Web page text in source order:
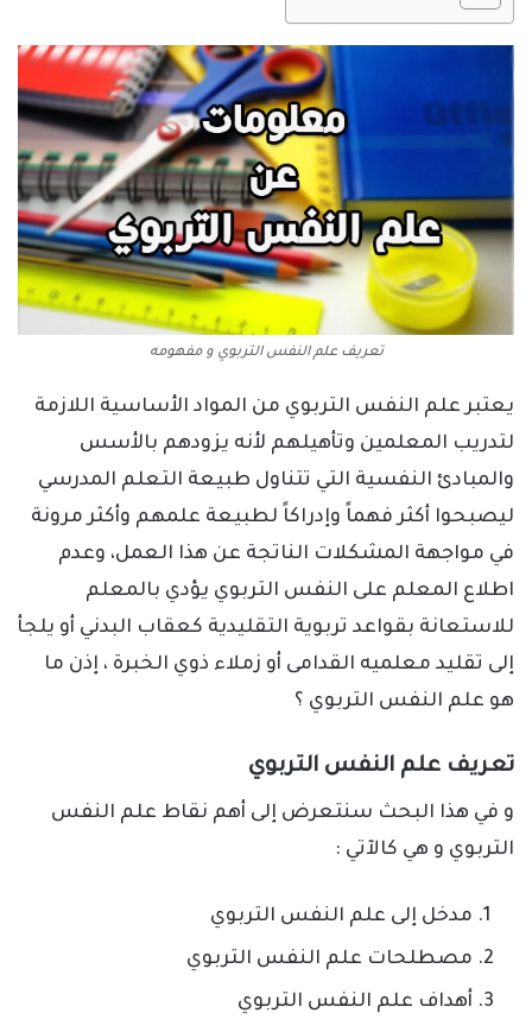
تعريف علم النفس التربوي و مفهومه
يعتبر علم النفس التربوي من المواد الأساسية اللازمة
لتدريب المعلمين وتأهيلهم لأنه يزودهم بالأسس
والمبادئ النفسية التي تتناول طبيعة التعلم المدرسي
ليصبحوا أكثر فهماً وإدراكاً لطبيعة علمهم وأكثر مرونة
في مواجهة المشكلات الناتجة عن هذا العمل، وعدم
اطلاع المعلم على النفس التربوي يؤدي بالمعلم
للاستعانة بقواعد تربوية التقليدية كعقاب البدني أو يلجأ
إلى تقليد معلميه القدامى أو زملاء ذوي الخبرة ، إذن ما
هو علم النفس التربوي ؟
تعريف علم النفس التربوي
و في هذا البحث سنتعرض إلى أهم نقاط علم النفس
التربوي و هي كالآتي :
مدخل إلى علم النفس التربوي
مصطلحات علم النفس التربوي
أهداف علم النفس التربوي